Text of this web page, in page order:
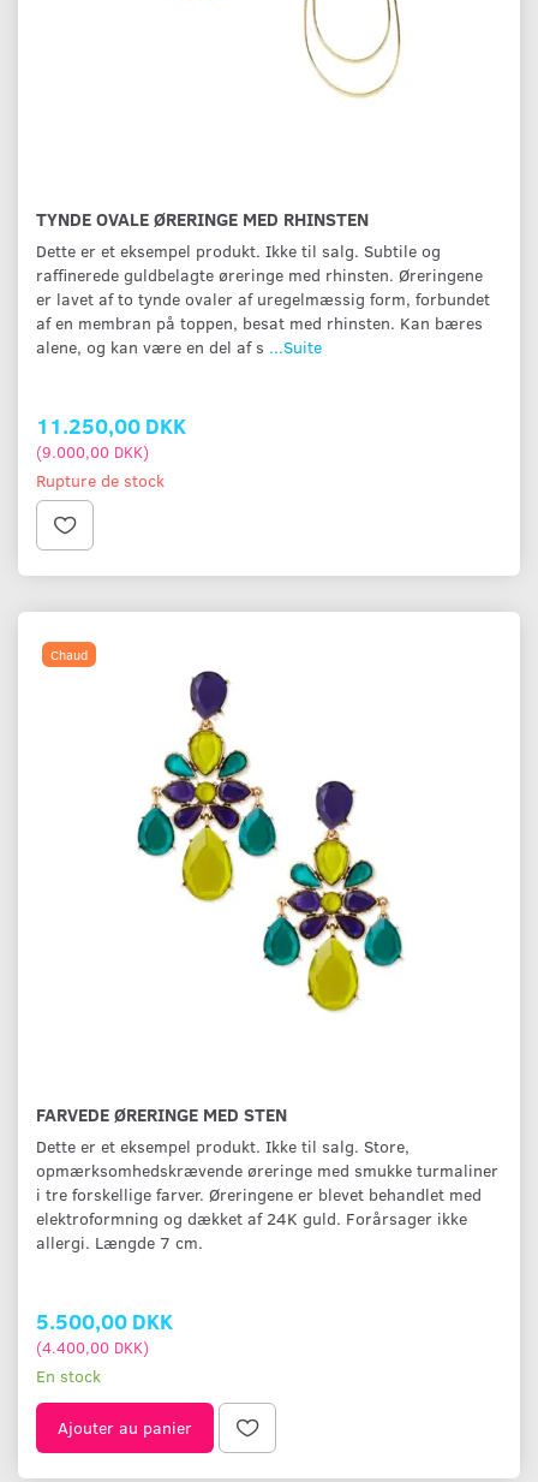
TYNDE OVALE ØRERINGE MED RHINSTEN
Dette er et eksempel produkt. Ikke til salg. Subtile og
raffinerede guldbelagte øreringe med rhinsten. Øreringene
er lavet af to tynde ovaler af uregelmæssig form, forbundet
af en membran på toppen, besat med rhinsten. Kan bæres
alene, og kan være en del af s ...Suite
11.250,00 DKK
(9.000,00 DKK)
Rupture de stock
Chaud
FARVEDE ØRERINGE MED STEN
Dette er et eksempel produkt. Ikke til salg. Store,
opmærksomhedskrævende øreringe med smukke turmaliner
i tre forskellige farver. Øreringene er blevet behandlet med
elektroformning og dækket af 24K guld. Forårsager ikke
allergi. Længde 7 cm.
5.500,00 DKK
(4.400,00 DKK)
En stock
Ajouter au panier